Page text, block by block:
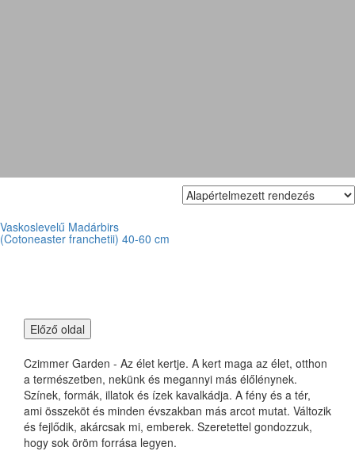
Vaskoslevelű Madárbirs
(Cotoneaster franchetii) 40-60 cm
Czimmer Garden - Az élet kertje. A kert maga az élet, otthon
a természetben, nekünk és megannyi más élőlénynek.
Színek, formák, illatok és ízek kavalkádja. A fény és a tér,
ami összeköt és minden évszakban más arcot mutat. Változik
és fejlődik, akárcsak mi, emberek. Szeretettel gondozzuk,
hogy sok öröm forrása legyen.